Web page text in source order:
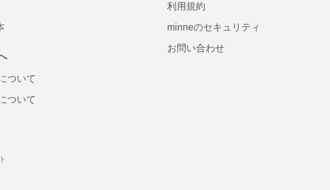
ついて
ついて
利用規約
minneのセキュリティ
お問い合わせ